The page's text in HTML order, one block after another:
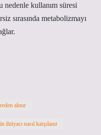
nedenle kullanım süresi
sırasında metabolizmayı
alınır
ihtiyacı nasıl karşılanır